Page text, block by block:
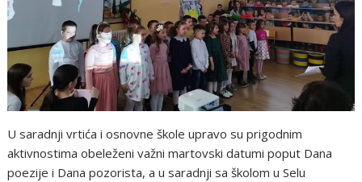
U saradnji vrtića i osnovne škole upravo su prigodnim
aktivnostima obeleženi važni martovski datumi poput Dana
poezije i Dana pozorista, a u saradnji sa školom u Selu